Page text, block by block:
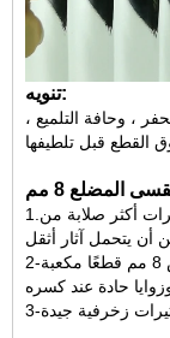
تنويه:
، وحافة التلميع ،
1.القوة: الزجاج المضلع 8 مم هو حوالي 4 ~ 5 مرات أكثر صلابة من
2-السلامة: سوف يصبح الزجاج المقوى المخدد مقاس 8 مم قطعًا مكعبة